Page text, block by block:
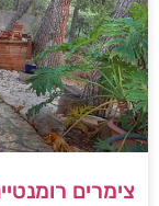
צימרים